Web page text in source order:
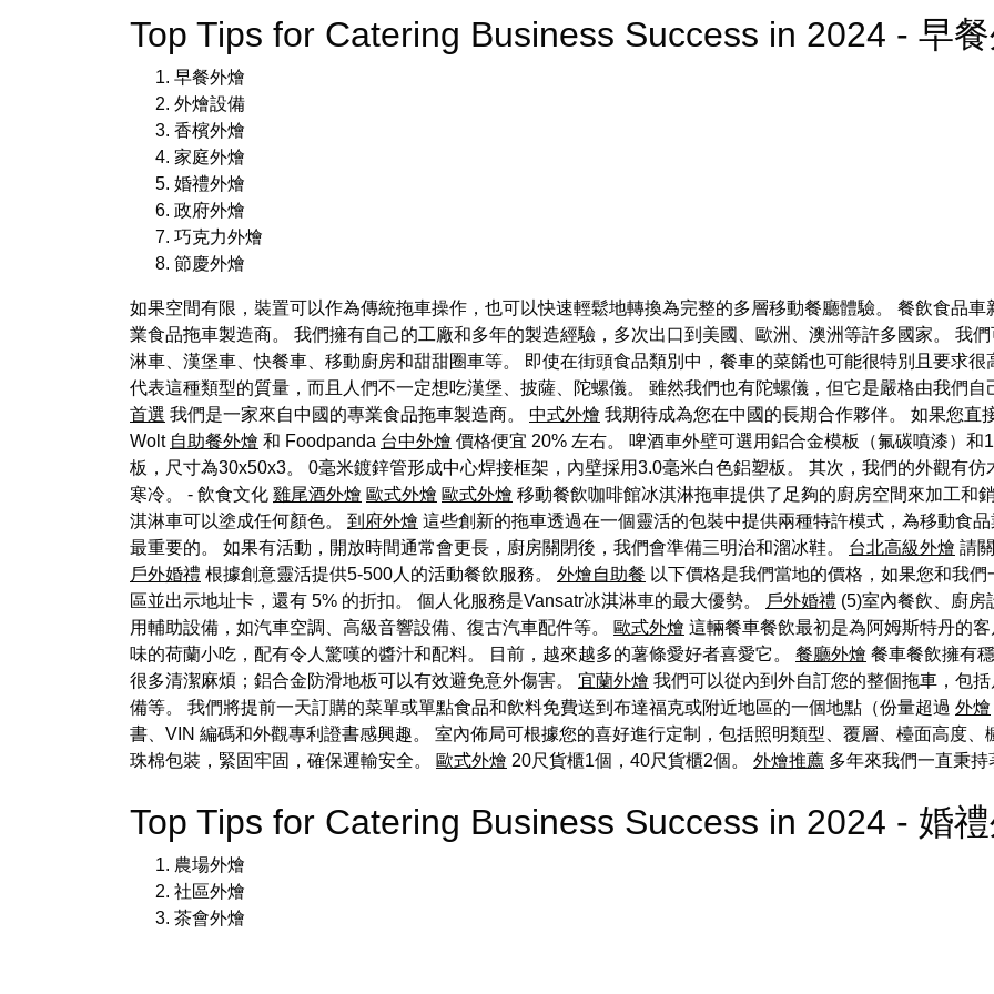
Top Tips for Catering Business Success in 2024 - 早
早餐外燴
外燴設備
香檳外燴
家庭外燴
婚禮外燴
政府外燴
巧克力外燴
節慶外燴
如果空間有限，裝置可以作為傳統拖車操作，也可以快速輕鬆地轉換為完整的多層移動餐廳體驗。 餐飲食品
業食品拖車製造商。 我們擁有自己的工廠和多年的製造經驗，多次出口到美國、歐洲、澳洲等許多國家。 我
淋車、漢堡車、快餐車、移動廚房和甜甜圈車等。 即使在街頭食品類別中，餐車的菜餚也可能很特別且要求
代表這種類型的質量，而且人們不一定想吃漢堡、披薩、陀螺儀。 雖然我們也有陀螺儀，但它是嚴格由我們
首選 我們是一家來自中國的專業食品拖車製造商。 中式外燴 我期待成為您在中國的長期合作夥伴。 如果您
Wolt 自助餐外燴 和 Foodpanda 台中外燴 價格便宜 20% 左右。 啤酒車外壁可選用鋁合金模板（氟碳噴漆）
板，尺寸為30x50x3。 0毫米鍍鋅管形成中心焊接框架，內壁採用3.0毫米白色鋁塑板。 其次，我們的外觀有
寒冷。 - 飲食文化 雞尾酒外燴 歐式外燴 歐式外燴 移動餐飲咖啡館冰淇淋拖車提供了足夠的廚房空間來加工和
淇淋車可以塗成任何顏色。 到府外燴 這些創新的拖車透過在一個靈活的包裝中提供兩種特許模式，為移動食
最重要的。 如果有活動，開放時間通常會更長，廚房關閉後，我們會準備三明治和溜冰鞋。 台北高級外燴 請
戶外婚禮 根據創意靈活提供5-500人的活動餐飲服務。 外燴自助餐 以下價格是我們當地的價格，如果您和我
區並出示地址卡，還有 5% 的折扣。 個人化服務是Vansatr冰淇淋車的最大優勢。
戶外婚禮 (5)室內餐飲、廚
用輔助設備，如汽車空調、高級音響設備、復古汽車配件等。
歐式外燴 這輛餐車餐飲最初是為阿姆斯特丹的
味的荷蘭小吃，配有令人驚嘆的醬汁和配料。 目前，越來越多的薯條愛好者喜愛它。 餐廳外燴 餐車餐飲擁有
很多清潔麻煩；鋁合金防滑地板可以有效避免意外傷害。 宜蘭外燴 我們可以從內到外自訂您的整個拖車，包
備等。 我們將提前一天訂購的菜單或單點食品和飲料免費送到布達福克或附近地區的一個地點（份量超過 外燴
書、VIN 編碼和外觀專利證書感興趣。 室內佈局可根據您的喜好進行定制，包括照明類型、覆層、檯面高度
珠棉包裝，緊固牢固，確保運輸安全。
歐式外燴 20尺貨櫃1個，40尺貨櫃2個。 外燴推薦 多年來我們一直秉
Top Tips for Catering Business Success in 2024 - 婚
農場外燴
社區外燴
茶會外燴